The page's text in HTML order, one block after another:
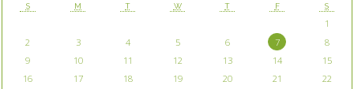
S M T W T F S
1
2
3 4 5 6 7
8
9
10 11 12 13 14
15
16
17 18 19 20 21
22